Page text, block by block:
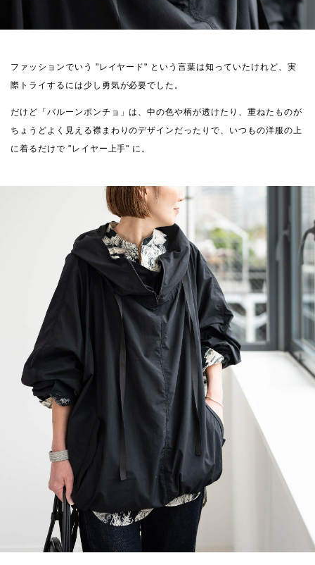
ファッションでいう "レイヤード" という言葉は知っていたけれど、実
際トライするには少し勇気が必要でした。
だけど「バルーンポンチョ」は、中の色や柄が透けたり、重ねたものが
ちょうどよく見える襟まわりのデザインだったりで、いつもの洋服の上
に着るだけで "レイヤー上手" に。